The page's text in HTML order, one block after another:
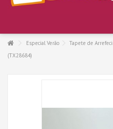
Especial Verão
Tapete de
(TX28684)